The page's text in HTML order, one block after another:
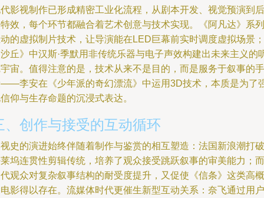
影视制作已形成精密工业化流程，从剧本开发、视觉预演到后
效，每个环节都融合着艺术创意与技术实现。《阿凡达》系列
的虚拟制片技术，让导演能在LED巨幕前实时调度虚拟场景；
丘》中汉斯·季默用非传统乐器与电子声效构建出未来主义的
宙。值得注意的是，技术从来不是目的，而是服务于叙事的手
李安在《少年派的奇幻漂流》中运用3D技术，本质是为了
仰与生存命题的沉浸式表达。
、创作与接受的互动循环
史的演进始终伴随着制作与鉴赏的相互塑造：法国新浪潮打破
坞连贯性剪辑传统，培养了观众接受跳跃叙事的审美能力；而
观众对复杂叙事结构的耐受度提升，又促使《信条》这类高概
影得以存在。流媒体时代更催生新型互动关系：奈飞通过用户